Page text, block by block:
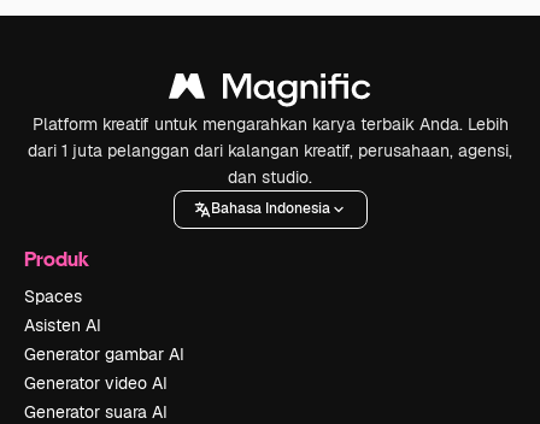
Platform kreatif untuk mengarahkan karya terbaik Anda. Lebih
dari 1 juta pelanggan dari kalangan kreatif, perusahaan, agensi,
dan studio.
Bahasa Indonesia
Produk
Spaces
Asisten AI
Generator gambar AI
Generator video AI
Generator suara AI